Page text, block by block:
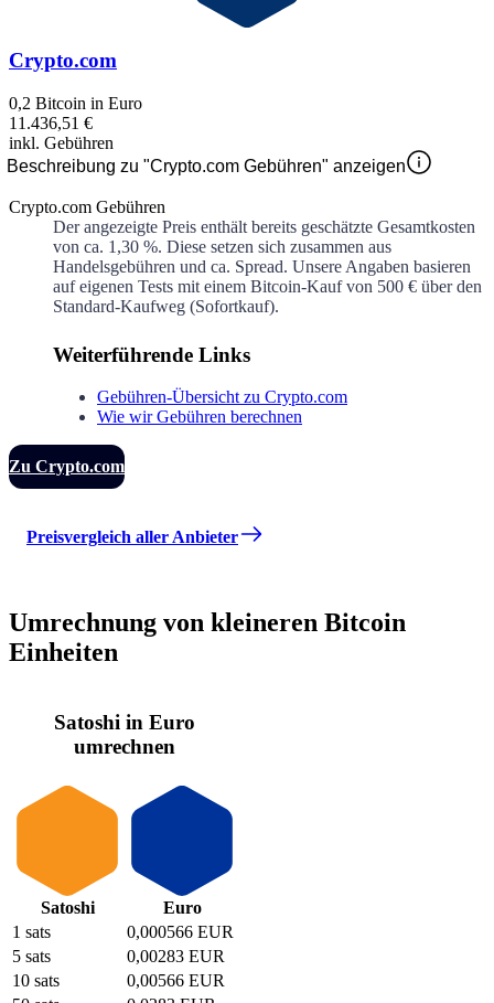
Crypto.com
0,2 Bitcoin in Euro
11.436,51 €
inkl. Gebühren
Beschreibung zu "Crypto.com Gebühren" anzeigen
Crypto.com Gebühren
Der angezeigte Preis enthält bereits geschätzte Gesamtkosten
von ca. 1,30 %. Diese setzen sich zusammen aus
Handelsgebühren und ca. Spread. Unsere Angaben basieren
auf eigenen Tests mit einem Bitcoin-Kauf von 500 € über den
Standard-Kaufweg (Sofortkauf).
Weiterführende Links
Gebühren-Übersicht zu Crypto.com
Wie wir Gebühren berechnen
Zu Crypto.com
Preisvergleich aller Anbieter
Umrechnung von kleineren Bitcoin
Einheiten
Satoshi in Euro
umrechnen
Satoshi
Euro
1 sats
0,000566 EUR
5 sats
0,00283 EUR
10 sats
0,00566 EUR